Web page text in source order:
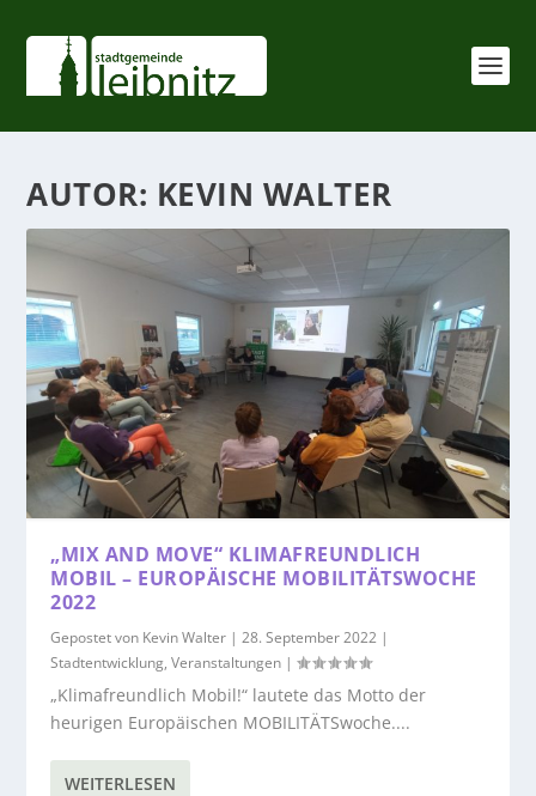
AUTOR: KEVIN WALTER
„MIX AND MOVE“ KLIMAFREUNDLICH
MOBIL – EUROPÄISCHE MOBILITÄTSWOCHE
2022
Gepostet von Kevin Walter |28. September 2022 |
Stadtentwicklung,Veranstaltungen |
„Klimafreundlich Mobil!“ lautete das Motto der
heurigen Europäischen MOBILITÄTSwoche....
WEITERLESEN